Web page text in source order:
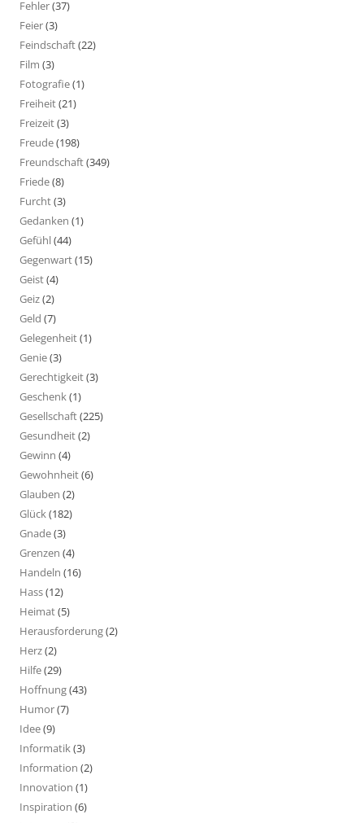
Fehler(37)
Feier(3)
Feindschaft(22)
Film (3)
Fotografie(1)
Freiheit(21)
Freizeit(3)
Freude(198)
Freundschaft(349)
Friede(8)
Furcht(3)
Gedanken (1)
Gefühl(44)
Gegenwart(15)
Geist(4)
Geiz(2)
Geld (7)
Gelegenheit(1)
Genie(3)
Gerechtigkeit(3)
Geschenk(1)
Gesellschaft(225)
Gesundheit(2)
Gewinn (4)
Gewohnheit(6)
Glauben (2)
Glück(182)
Gnade(3)
Grenzen (4)
Handeln (16)
Hass(12)
Heimat(5)
Herausforderung(2)
Herz(2)
Hilfe(29)
Hoffnung(43)
Humor(7)
Idee(9)
Informatik(3)
Information (2)
Innovation (1)
Inspiration (6)